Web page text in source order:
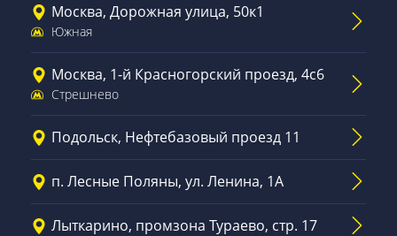
Москва, Дорожная улица, 50к1
Южная
Москва, 1-й Красногорский проезд, 4с6
Стрешнево
Подольск, Нефтебазовый проезд 11
п. Лесные Поляны, ул. Ленина, 1А
Лыткарино, промзона Тураево, стр. 17